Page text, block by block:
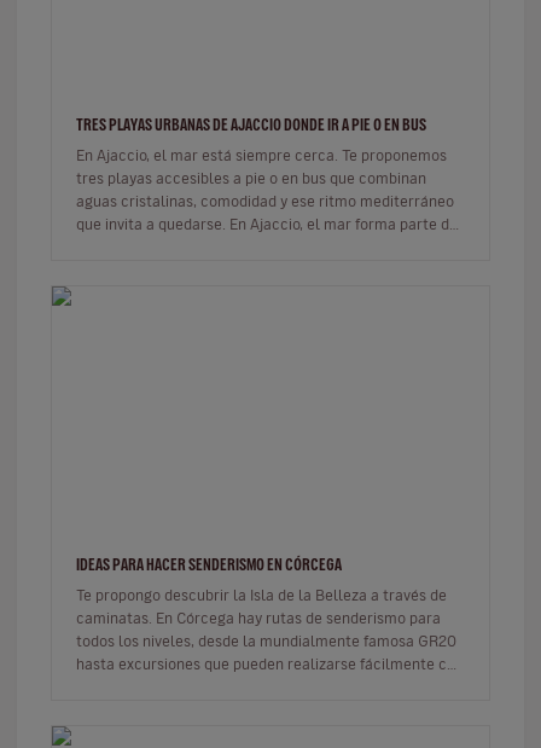
TRES PLAYAS URBANAS DE AJACCIO DONDE IR A PIE O EN BUS
En Ajaccio, el mar está siempre cerca. Te proponemos
tres playas accesibles a pie o en bus que combinan
aguas cristalinas, comodidad y ese ritmo mediterráneo
que invita a quedarse. En Ajaccio, el mar forma parte de
IDEAS PARA HACER SENDERISMO EN CÓRCEGA
Te propongo descubrir la Isla de la Belleza a través de
caminatas. En Córcega hay rutas de senderismo para
todos los niveles, desde la mundialmente famosa GR20
hasta excursiones que pueden realizarse fácilmente con